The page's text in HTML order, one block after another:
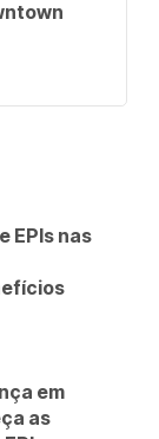
EPIs nas
em
as